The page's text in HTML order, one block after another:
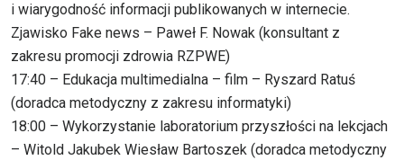
i wiarygodność informacji publikowanych w internecie.
Zjawisko Fake news – Paweł F. Nowak (konsultant z
zakresu promocji zdrowia RZPWE)
17:40 – Edukacja multimedialna – film – Ryszard Ratuś
(doradca metodyczny z zakresu informatyki)
18:00 – Wykorzystanie laboratorium przyszłości na lekcjach
– Witold Jakubek Wiesław Bartoszek (doradca metodyczny